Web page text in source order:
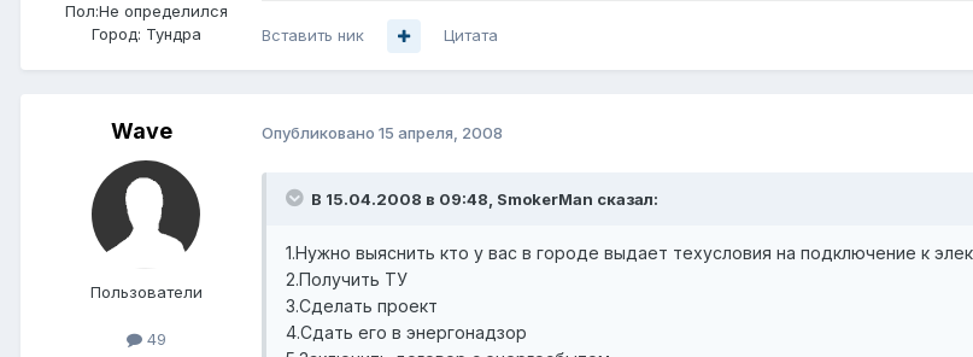
Пол:Не определился
Город: Тундра Вставить ник Цитата
Wave
Пользователи
49
Опубликовано 15 апреля, 2008
В 15.04.2008 в 09:48, SmokerMan сказал:
1.Нужно выяснить кто у вас в городе выдает техусловия на подключение к
2.Получить ТУ
3.Сделать проект
4.Сдать его в энергонадзор